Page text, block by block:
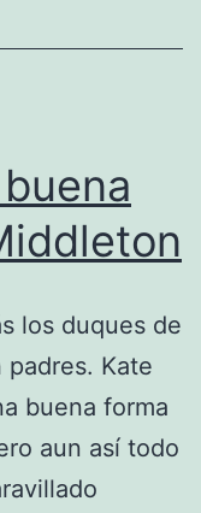
los duques de
Kate
buena forma
aun así todo